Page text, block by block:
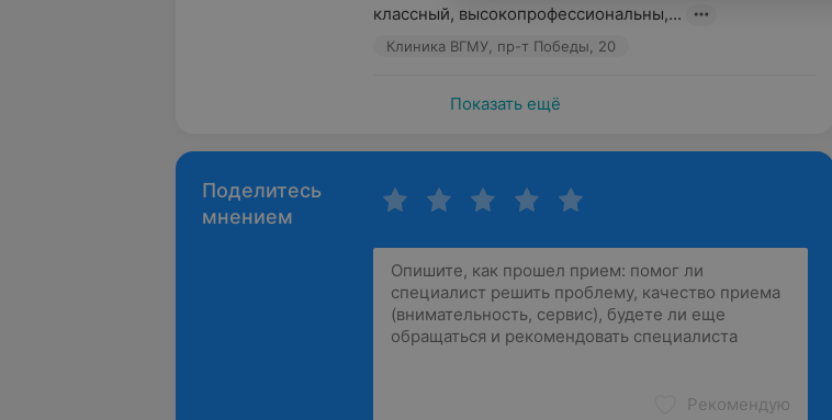
классный, высокопрофессиональны,...
Клиника ВГМУ, пр-т Победы, 20
Показать ещё
Поделитесь
мнением
Рекомендую